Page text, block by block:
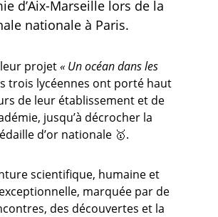
d’Aix-Marseille lors de la
nationale à Paris.
projet « Un océan dans les
trois lycéennes ont porté haut
de leur établissement et de
jusqu’à décrocher la
d’or nationale 🥇.
scientifique, humaine et
marquée par de
des découvertes et la